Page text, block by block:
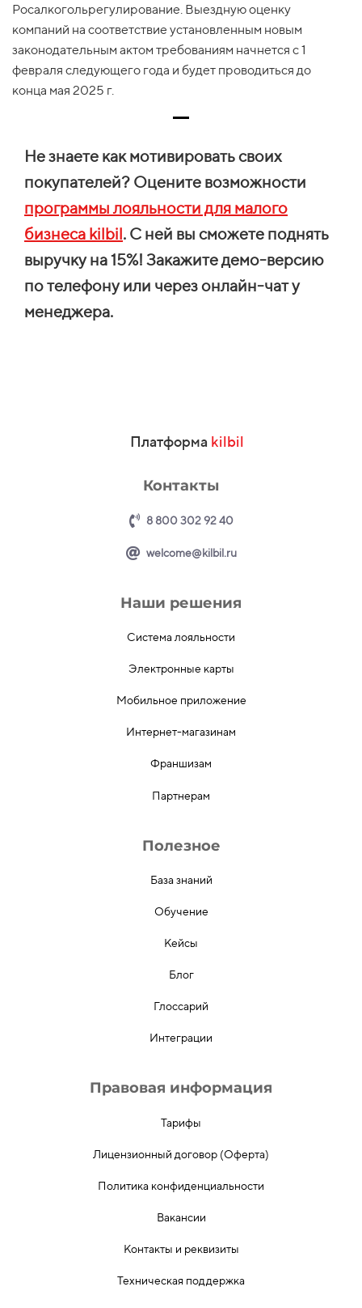
Росалкогольрегулирование. Выездную оценку
компаний на соответствие установленным новым
законодательным актом требованиям начнется с 1
февраля следующего года и будет проводиться до
конца мая 2025 г.
Не знаете как мотивировать своих
покупателей? Оцените возможности
программы лояльности для малого
бизнеса kilbil. С ней вы сможете поднять
выручку на 15%! Закажите демо-версию
по телефону или через онлайн-чат у
менеджера.
Платформа kilbil
Контакты
8 800 302 92 40
welcome@kilbil.ru
Наши решения
Система лояльности
Электронные карты
Мобильное приложение
Интернет-магазинам
Франшизам
Партнерам
Полезное
База знаний
Обучение
Кейсы
Блог
Глоссарий
Интеграции
Правовая информация
Тарифы
Лицензионный договор (Оферта)
Политика конфиденциальности
Вакансии
Контакты и реквизиты
Техническая поддержка